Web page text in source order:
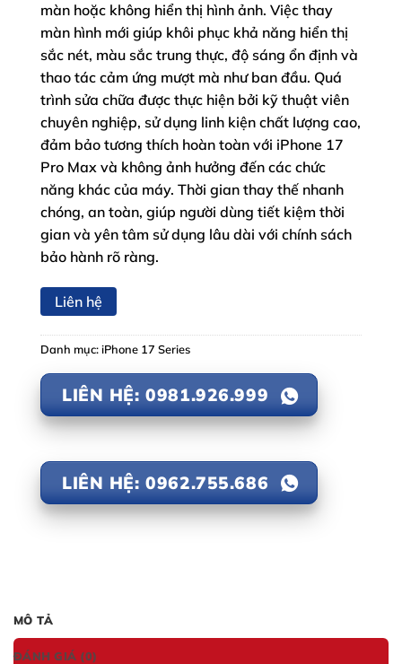
màn hoặc không hiển thị hình ảnh. Việc thay
màn hình mới giúp khôi phục khả năng hiển thị
sắc nét, màu sắc trung thực, độ sáng ổn định và
thao tác cảm ứng mượt mà như ban đầu. Quá
trình sửa chữa được thực hiện bởi kỹ thuật viên
chuyên nghiệp, sử dụng linh kiện chất lượng cao,
đảm bảo tương thích hoàn toàn với iPhone 17
Pro Max và không ảnh hưởng đến các chức
năng khác của máy. Thời gian thay thế nhanh
chóng, an toàn, giúp người dùng tiết kiệm thời
gian và yên tâm sử dụng lâu dài với chính sách
bảo hành rõ ràng.
Liên hệ
Danh mục:iPhone 17 Series
LIÊN HỆ: 0981.926.999
LIÊN HỆ: 0962.755.686
MÔ TẢ
ĐÁNH GIÁ (0)